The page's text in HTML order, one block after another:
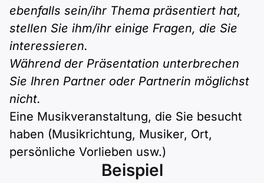
B1 Goethe
B1 ÖIF
B1 ÖSD
B1 Pflege (telc)
B2 Goethe
B2 Pflege (telc)
Online-Kurse
Einbürgerungstest
Spiele
Schulen & Kurse
Lebenslauf erstellen
ebenfalls sein/ihr Thema präsentiert hat,
stellen Sie ihm/ihr einige Fragen, die Sie
interessieren.
Während der Präsentation unterbrechen
Sie Ihren Partner oder Partnerin möglichst
nicht.
Eine Musikveranstaltung, die Sie besucht
haben (Musikrichtung, Musiker, Ort,
persönliche Vorlieben usw.)
Beispiel